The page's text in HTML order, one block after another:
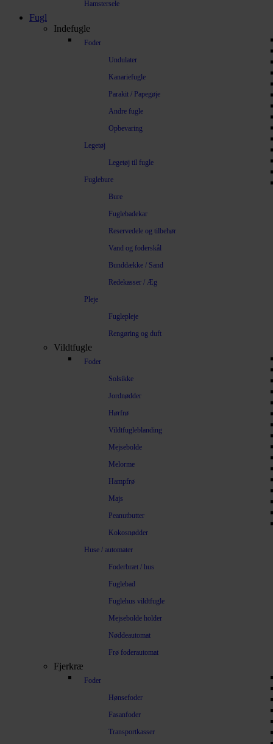
Hamstersele
Fugl
Indefugle
Foder
Undulater
Kanariefugle
Parakit / Papegøje
Andre fugle
Opbevaring
Legetøj
Legetøj til fugle
Fuglebure
Bure
Fuglebadekar
Reservedele og tilbehør
Vand og foderskål
Bunddække / Sand
Redekasser / Æg
Pleje
Fuglepleje
Rengøring og duft
Vildtfugle
Foder
Solsikke
Jordnødder
Hørfrø
Vildtfugleblanding
Mejsebolde
Melorme
Hampfrø
Majs
Peanutbutter
Kokosnødder
Huse / automater
Foderbræt / hus
Fuglebad
Fuglehus vildtfugle
Mejsebolde holder
Nøddeautomat
Frø foderautomat
Fjerkræ
Foder
Hønsefoder
Fasanfoder
Transportkasser